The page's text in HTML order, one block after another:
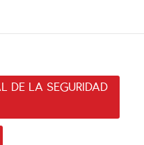
DE LA SEGURIDAD